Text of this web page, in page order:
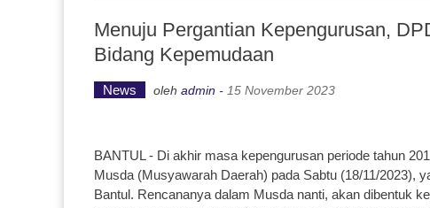
Menuju Pergantian Kepengurusan,
Bidang Kepemudaan
News oleh admin - 15 November 2023
BANTUL - Di akhir masa kepengurusan periode tahun
Musda (Musyawarah Daerah) pada Sabtu (18/11/2023),
Bantul. Rencananya dalam Musda nanti, akan dibentuk